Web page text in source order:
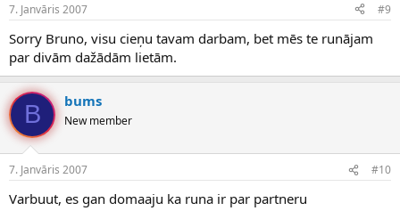
7. Janvāris 2007 #9
Sorry Bruno, visu cieņu tavam darbam, bet mēs te runājam
par divām dažādām lietām.
B bums
New member
7. Janvāris 2007 #10
Varbuut, es gan domaaju ka runa ir par partneru